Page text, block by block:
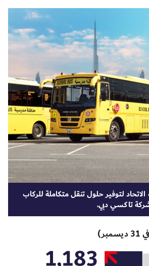
لتوفير حلول تنقل متكاملة للركاب
تاكسي دبي.